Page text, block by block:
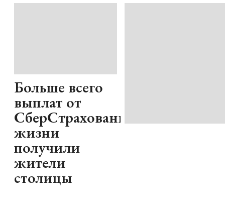
Больше всего
выплат от
СберСтрахование
жизни
получили
жители
столицы